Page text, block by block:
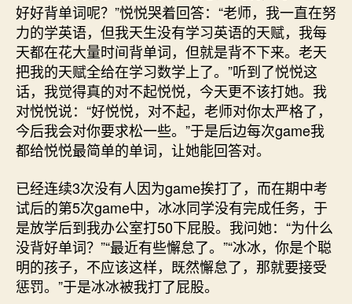
好好背单词呢？”悦悦哭着回答：“老师，我一直在努
力的学英语，但我天生没有学习英语的天赋，我每
天都在花大量时间背单词，但就是背不下来。老天
把我的天赋全给在学习数学上了。”听到了悦悦这
话，我觉得真的对不起悦悦，今天更不该打她。我
对悦悦说：“好悦悦，对不起，老师对你太严格了，
今后我会对你要求松一些。”于是后边每次game我
都给悦悦最简单的单词，让她能回答对。
已经连续3次没有人因为game挨打了，而在期中考
试后的第5次game中，冰冰同学没有完成任务，于
是放学后到我办公室打50下屁股。我问她：“为什么
没背好单词？”“最近有些懈怠了。”“冰冰，你是个聪
明的孩子，不应该这样，既然懈怠了，那就要接受
惩罚。”于是冰冰被我打了屁股。